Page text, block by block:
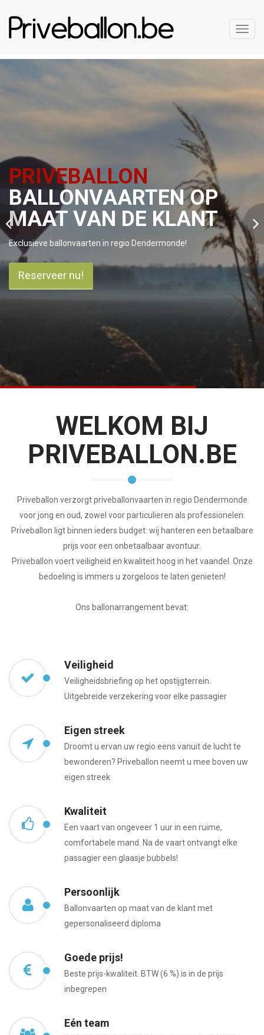
PRIVEBALLON
BALLONVAARTEN OP
MAAT VAN DE KLANT
Exclusieve ballonvaarten in regio Dendermonde!
Reserveer nu!
WELKOM BIJ
PRIVEBALLON.BE
Priveballon verzorgt priveballonvaarten in regio Dendermonde
voor jong en oud, zowel voor particulieren als professionelen.
Priveballon ligt binnen ieders budget: wij hanteren een betaalbare
prijs voor een onbetaalbaar avontuur.
Priveballon voert veiligheid en kwaliteit hoog in het vaandel. Onze
bedoeling is immers u zorgeloos te laten genieten!
Ons ballonarrangement bevat:
Veiligheid
Veiligheidsbriefing op het opstijgterrein.
Uitgebreide verzekering voor elke passagier
Eigen streek
Droomt u ervan uw regio eens vanuit de lucht te
bewonderen? Priveballon neemt u mee boven uw
eigen streek
Kwaliteit
Een vaart van ongeveer 1 uur in een ruime,
comfortabele mand. Na de vaart ontvangt elke
passagier een glaasje bubbels!
Persoonlijk
Ballonvaarten op maat van de klant met
gepersonaliseerd diploma
Goede prijs!
Beste prijs-kwaliteit. BTW (6 %) is in de prijs
inbegrepen
Eén team